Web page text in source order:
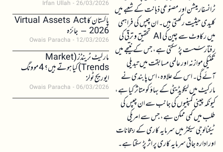
ٹرانسفارمیشن اور مصنوعی ذہانت کے شعبے میں
کلیدی حیثیت رکھتی ہیں۔ ان چپس کی فراہمی
میں رکاوٹ سے چین کی AI تحقیق و ترقی کی
رفتار سُست پڑ سکتی ہے، جس کے نتیجے میں
تکنیکی موازنہ اور عالمی مسابقت میں تبدیلی
آئے گی۔ اس کے علاوہ، اس پابندی نے
مارکیٹ میں لیکویڈیٹی کے بہاؤ کو متاثر کیا ہے،
کیونکہ چینی کمپنیوں کی جانب سے ان چپس کی
طلب میں کمی ممکن ہے، جس سے امریکی
ٹیکنالوجی سیکٹر میں سرمایہ کاری کے رجحانات
اور ادارہ جاتی سرمایہ کاری پر اثر پڑ سکتا ہے۔
Irfan Ullah 26/03/2026
پاکستان کا Virtual Assets Act
2026 – جائزہ
Owais Paracha 12/03/2026
مارکیٹ ٹرینڈز (Market
Trends) کیا ہوتے ہیں؟ 4 موونگ
ایوریج ٹولز
Owais Paracha 06/03/2026